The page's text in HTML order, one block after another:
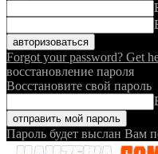
Forgot your password? Get
восстановление пароля
Восстановите свой пароль
Пароль будет выслан Вам